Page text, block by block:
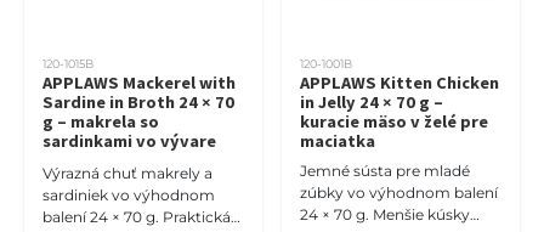
120-1015B
APPLAWS Mackerel with
Sardine in Broth 24 × 70
g – makrela so
sardinkami vo vývare
Výrazná chuť makrely a
sardiniek vo výhodnom
balení 24 × 70 g. Praktická
120-1001B
APPLAWS Kitten Chicken
in Jelly 24 × 70 g –
kuracie mäso v želé pre
maciatka
Jemné sústa pre mladé
zúbky vo výhodnom balení
24 × 70 g. Menšie kúsky